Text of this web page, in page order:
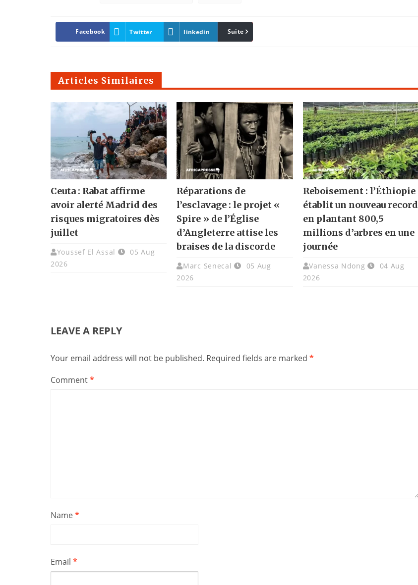
Facebook Twitter linkedin Pinterest
Suite
Articles Similaires
Ceuta : Rabat affirme
avoir alerté Madrid des
risques migratoires dès
juillet
Youssef El Assal
05 Aug
2026
Réparations de
l’esclavage : le projet «
Spire » de l’Église
d’Angleterre attise les
braises de la discorde
Marc Senecal
05 Aug
2026
Reboisement : l’Éthiopie
établit un nouveau record
en plantant 800,5
millions d’arbres en une
journée
Vanessa Ndong
04 Aug
2026
LEAVE A REPLY
Your email address will not be published. Required fields are marked *
Comment*
Name*
Email *